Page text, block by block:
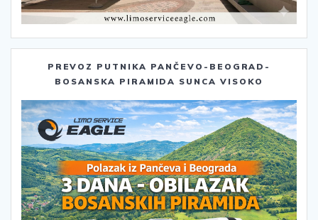
PREVOZ PUTNIKA PANČEVO-BEOGRAD-
BOSANSKA PIRAMIDA SUNCA VISOKO